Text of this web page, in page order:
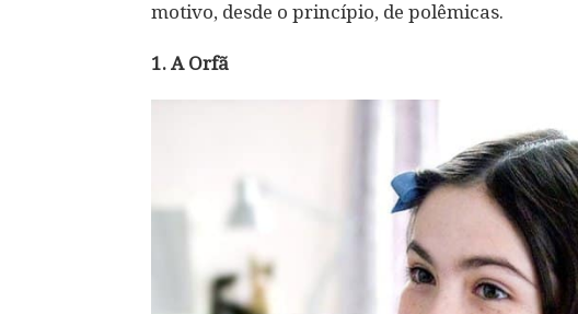
motivo, desde o princípio, de polêmicas.
1. A Orfã